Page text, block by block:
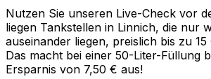
Nutzen Sie unseren Live-Check vor
liegen Tankstellen in Linnich, die nur
auseinander liegen, preislich bis zu 15
Das macht bei einer 50-Liter-Füllung
Ersparnis von 7,50 € aus!